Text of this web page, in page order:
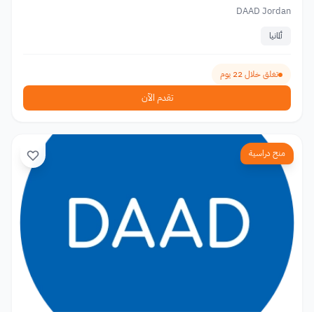
DAAD Jordan
ألمانيا
تغلق خلال 22 يوم
تقدم الآن
منح دراسية